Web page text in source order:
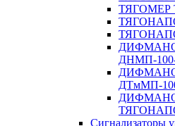
ТЯГОМЕР
ДНМП-
ДТмМП-
Сигнализаторы